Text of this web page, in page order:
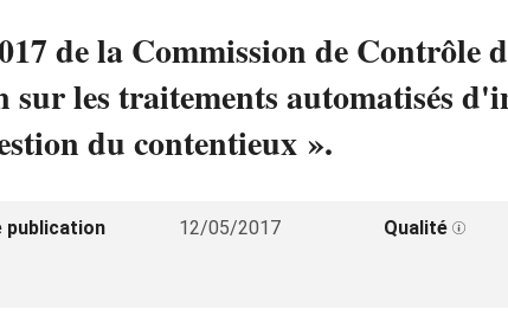
de la Commission de Contrôle
les traitements automatisés
du contentieux ».
publication 12/05/2017 Qualité